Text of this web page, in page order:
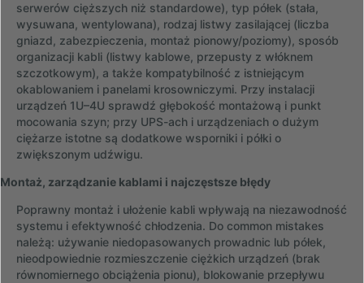
serwerów cięższych niż standardowe), typ półek (stała,
wysuwana, wentylowana), rodzaj listwy zasilającej (liczba
gniazd, zabezpieczenia, montaż pionowy/poziomy), sposób
organizacji kabli (listwy kablowe, przepusty z włóknem
szczotkowym), a także kompatybilność z istniejącym
okablowaniem i panelami krosowniczymi. Przy instalacji
urządzeń 1U–4U sprawdź głębokość montażową i punkt
mocowania szyn; przy UPS-ach i urządzeniach o dużym
ciężarze istotne są dodatkowe wsporniki i półki o
zwiększonym udźwigu.
Montaż, zarządzanie kablami i najczęstsze błędy
Poprawny montaż i ułożenie kabli wpływają na niezawodność
systemu i efektywność chłodzenia. Do common mistakes
należą: używanie niedopasowanych prowadnic lub półek,
nieodpowiednie rozmieszczenie ciężkich urządzeń (brak
równomiernego obciążenia pionu), blokowanie przepływu